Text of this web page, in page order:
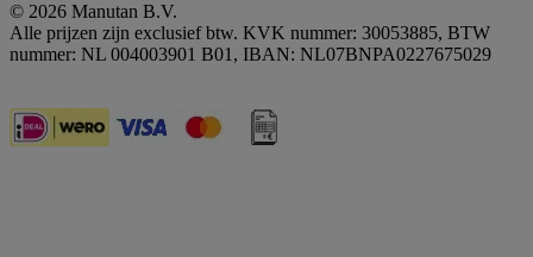
© 2026 Manutan B.V.
Alle prijzen zijn exclusief btw. KVK nummer: 30053885, BTW
nummer: NL 004003901 B01, IBAN: NL07BNPA0227675029